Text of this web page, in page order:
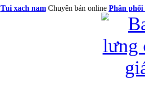
Tui xach namChuyên bán online Phân phối